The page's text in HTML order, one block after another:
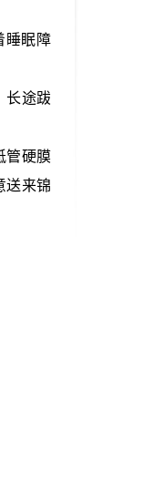
睡眠障
长途跋
管硬膜
送来锦